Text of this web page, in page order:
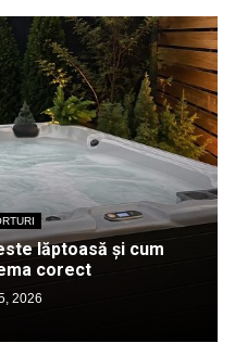
lăptoasă și cum
corect
2026